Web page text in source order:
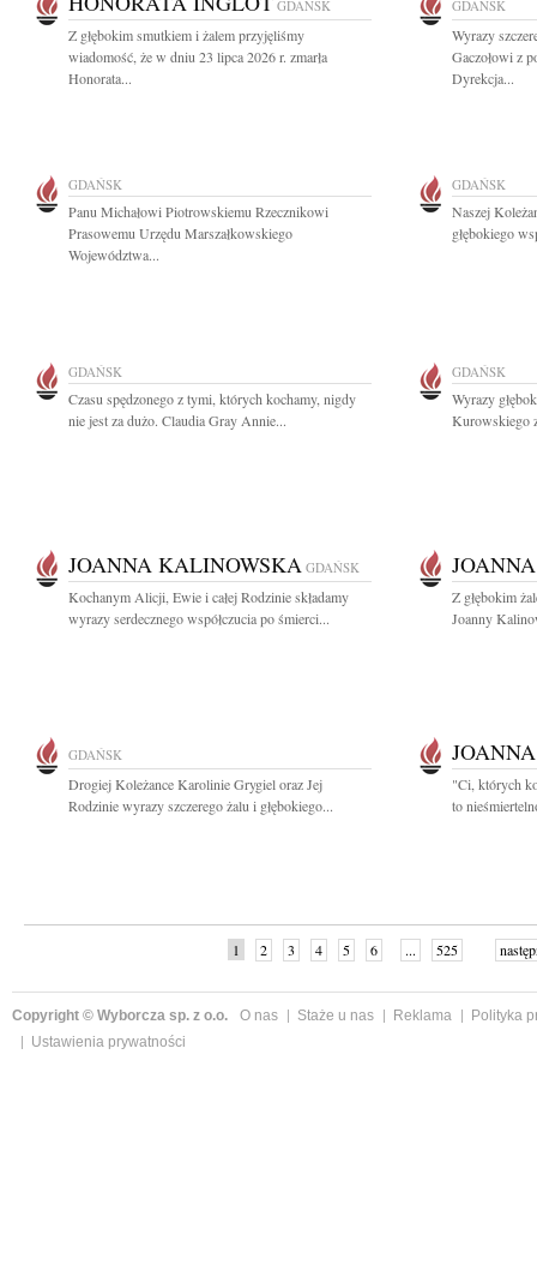
GDAŃSK
Z głębokim smutkiem i żalem przyjęliśmy
wiadomość, że w dniu 23 lipca 2026 r. zmarła
Honorata...
GDAŃSK
Wyrazy
Gaczołowi z
Dyrekcja...
GDAŃSK
Panu Michałowi Piotrowskiemu Rzecznikowi
Prasowemu Urzędu Marszałkowskiego
Województwa...
GDAŃSK
Naszej
głębokiego
GDAŃSK
Czasu spędzonego z tymi, których kochamy, nigdy
nie jest za dużo. Claudia Gray Annie...
GDAŃSK
Wyrazy
Kurowskiego
JOANNA KALINOWSKA GDAŃSK
Kochanym Alicji, Ewie i całej Rodzinie składamy
wyrazy serdecznego współczucia po śmierci...
Z głębokim
Joanny
GDAŃSK
Drogiej Koleżance Karolinie Grygiel oraz Jej
Rodzinie wyrazy szczerego żalu i głębokiego...
"Ci, których
to
1 2 3 4 5 6 ... 525
Copyright © Wyborcza sp. z o.o. O nas Staże u nas Reklama
Polityka
Ustawienia prywatności